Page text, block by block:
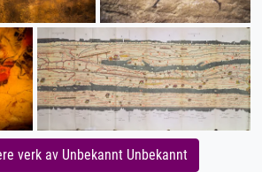
verk av Unbekannt Unbekannt